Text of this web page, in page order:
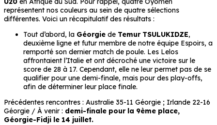
représentent nos couleurs au sein de quatre sélections
différentes. Voici un récapitulatif des résultats :
Tout d’abord, la Géorgie de Temur TSULUKIDZE,
deuxième ligne et futur membre de notre équipe Espoirs, a
remporté son dernier match de poule. Les Lelos
affrontaient l’Italie et ont décroché une victoire sur le
score de 28 à 17. Cependant, elle ne leur permet pas de se
qualifier pour une demi-finale, mais pour des play-offs,
afin de déterminer leur place finale.
Précédentes rencontres : Australie 35-11 Géorgie ; Irlande 22-16
Géorgie / À venir : demi-finale pour la 9ème place,
Géorgie-Fidji le 14 juillet.